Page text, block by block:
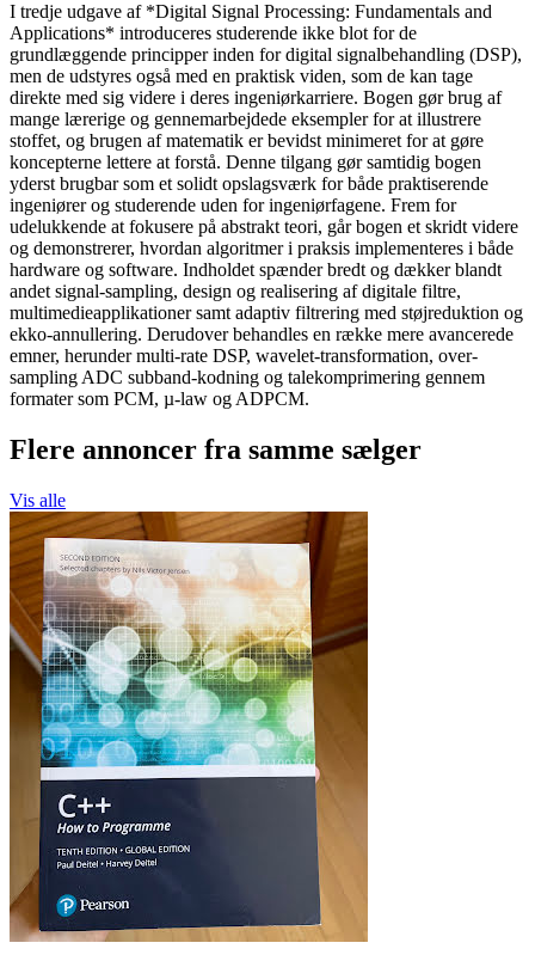
I tredje udgave af *Digital Signal Processing: Fundamentals and
Applications* introduceres studerende ikke blot for de
grundlæggende principper inden for digital signalbehandling (DSP),
men de udstyres også med en praktisk viden, som de kan tage
direkte med sig videre i deres ingeniørkarriere. Bogen gør brug af
mange lærerige og gennemarbejdede eksempler for at illustrere
stoffet, og brugen af matematik er bevidst minimeret for at gøre
koncepterne lettere at forstå. Denne tilgang gør samtidig bogen
yderst brugbar som et solidt opslagsværk for både praktiserende
ingeniører og studerende uden for ingeniørfagene. Frem for
udelukkende at fokusere på abstrakt teori, går bogen et skridt videre
og demonstrerer, hvordan algoritmer i praksis implementeres i både
hardware og software. Indholdet spænder bredt og dækker blandt
andet signal-sampling, design og realisering af digitale filtre,
multimedieapplikationer samt adaptiv filtrering med støjreduktion og
ekko-annullering. Derudover behandles en række mere avancerede
emner, herunder multi-rate DSP, wavelet-transformation, over-
sampling ADC subband-kodning og talekomprimering gennem
formater som PCM, µ-law og ADPCM.
Flere annoncer fra samme sælger
Vis alle